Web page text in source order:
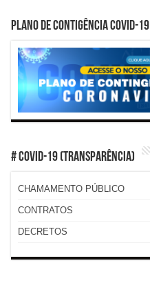
PLANO DE CONTIGÊNCIA COVID-19
# COVID-19 (TRANSPARÊNCIA)
CHAMAMENTO PÚBLICO
CONTRATOS
DECRETOS